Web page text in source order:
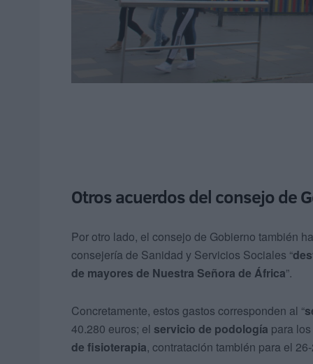
Otros acuerdos del consejo de
Por otro lado, el consejo de Gobierno también
consejería de Sanidad y Servicios Sociales “
de mayores de Nuestra Señora de África”.
Concretamente, estos gastos corresponden al “
40.280 euros; el servicio de podología para
de fisioterapia, contratación también para el